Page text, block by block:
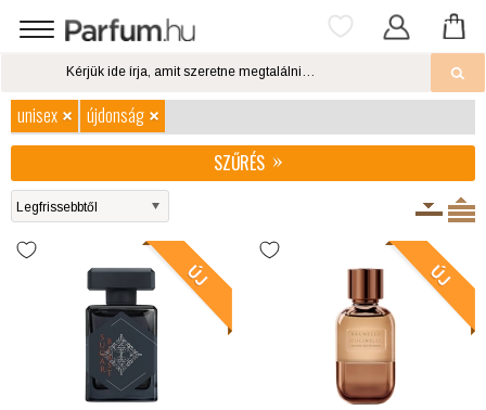
unisex
újdonság
SZŰRÉS